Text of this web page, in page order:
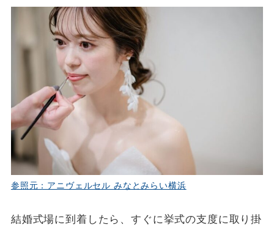
参照元：アニヴェルセル みなとみらい横浜
結婚式場に到着したら、すぐに挙式の支度に取り掛